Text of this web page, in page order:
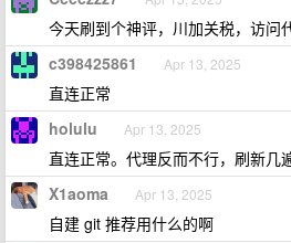
今天刷到个神评，川加关税，访问
c398425861 Apr 13, 2025
直连正常
holulu Apr 13, 2025
直连正常。代理反而不行，刷新几
X1aoma Apr 13, 2025
自建 git 推荐用什么的啊